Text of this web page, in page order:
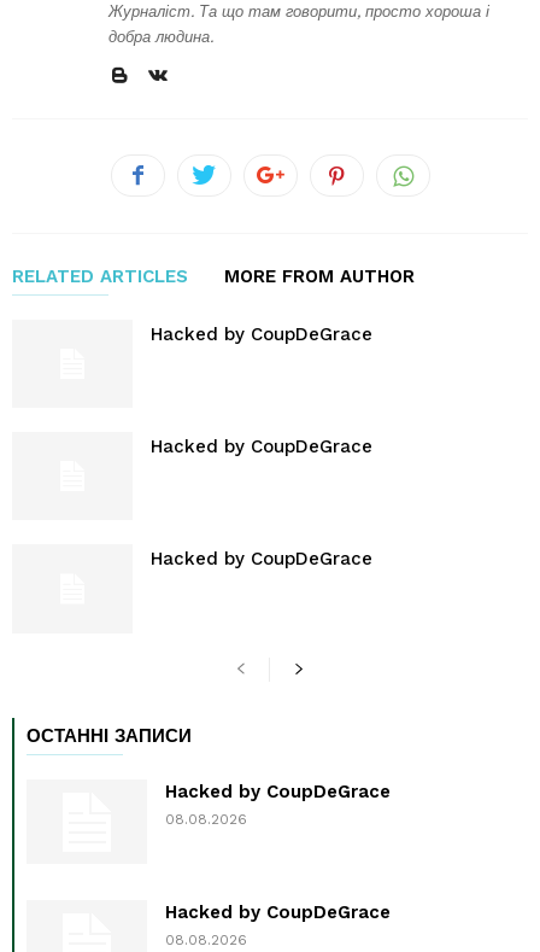
Журналіст. Та що там говорити, просто хороша і
добра людина.
RELATED ARTICLES MORE FROM AUTHOR
Hacked by CoupDeGrace
Hacked by CoupDeGrace
Hacked by CoupDeGrace
ОСТАННІ ЗАПИСИ
Hacked by CoupDeGrace
08.08.2026
Hacked by CoupDeGrace
08.08.2026